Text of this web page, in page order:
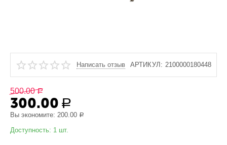
Написать отзыв АРТИКУЛ: 2100000180448
500.00 Р
300.00 Р
Вы экономите:200.00 Р
Доступность: 1 шт.